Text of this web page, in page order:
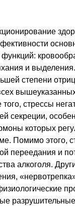
функций:
и
степени
стрессы
секреции,
которых
Помимо этого,
переедания и
алкоголя.